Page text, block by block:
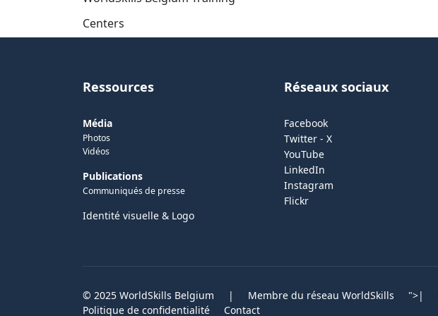
Centers
Ressources
Média
Photos
Vidéos
Publications
Communiqués de presse
Identité visuelle & Logo
Réseaux sociaux
Facebook
Twitter - X
YouTube
LinkedIn
Instagram
Flickr
© 2025 WorldSkills Belgium | Membre du réseau WorldSkills ">|
Politique de confidentialité
Contact